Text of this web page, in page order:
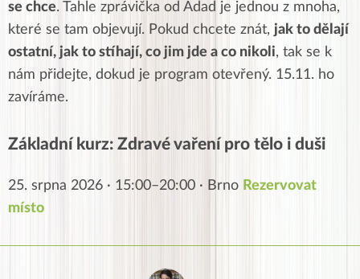
se chce. Tahle zprávička od Adad je jednou z mnoha,
které se tam objevují. Pokud chcete znát, jak to dělají
ostatní, jak to stíhají, co jim jde a co nikoli, tak se k
nám přidejte, dokud je program otevřený. 15.11. ho
zavíráme.
Základní kurz: Zdravé vaření pro tělo i duši
25. srpna 2026 · 15:00–20:00 · Brno Rezervovat
místo